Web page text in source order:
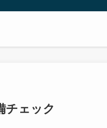
チェック